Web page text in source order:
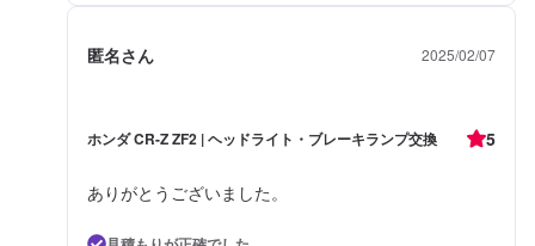
匿名さん 2025/02/07
ホンダ CR-Z ZF2 | ヘッドライト・ブレーキランプ交換 5
ありがとうございました。